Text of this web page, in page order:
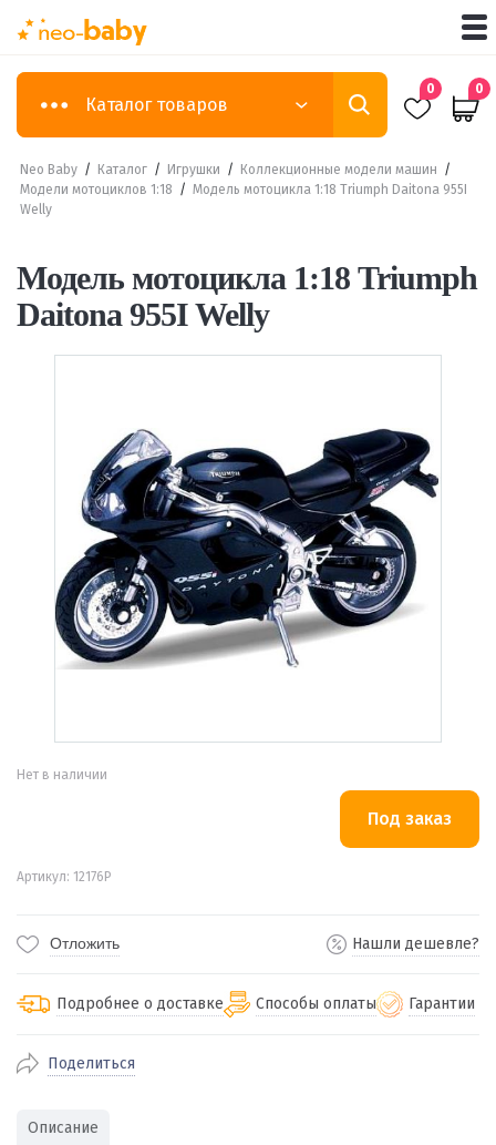
Каталог товаров
0 0
Neo Baby / Каталог / Игрушки / Коллекционные модели машин /
Модели мотоциклов 1:18 / Модель мотоцикла 1:18 Triumph Daitona 955I
Welly
Модель мотоцикла 1:18 Triumph
Daitona 955I Welly
Нет в наличии
Артикул: 12176P
Отложить Нашли дешевле?
Подробнее о доставке
По Екатеринбургу бесплатная
Способы оплаты Гарантии
Поделиться
Описание